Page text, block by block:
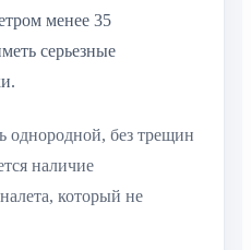
менее 35
серьезные
однородной, без трещин
наличие
который не